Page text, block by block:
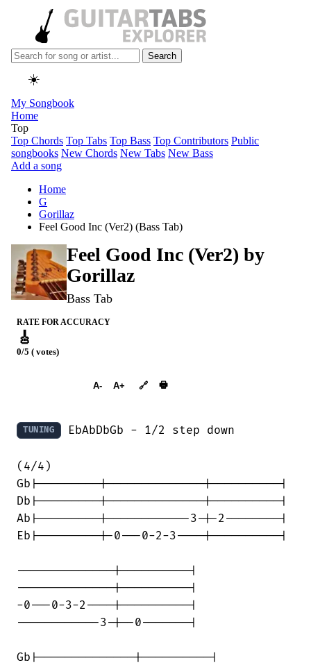
Search
☀️
My Songbook
Home
Top
Top Chords Top Tabs Top Bass Top Contributors Public
songbooks New Chords New Tabs New Bass
Add a song
Home
G
Gorillaz
Feel Good Inc (Ver2) (Bass Tab)
Feel Good Inc (Ver2) by
Gorillaz
Bass Tab
RATE FOR ACCURACY
🎸
0/5 ( votes)
A- A+ 🔗 🖶
TUNING EbAbDbGb - 1/2 step down
(4/4)
Gb|---------|--------------|----------|
Db|---------|--------------|----------|
Ab|---------|------------3-|-2--------|
Eb|---------|-0---0-2-3----|----------|
--------------|----------|
--------------|----------|
-0---0-3-2----|----------|
------------3-|--0-------|
Gb|--------------|----------|